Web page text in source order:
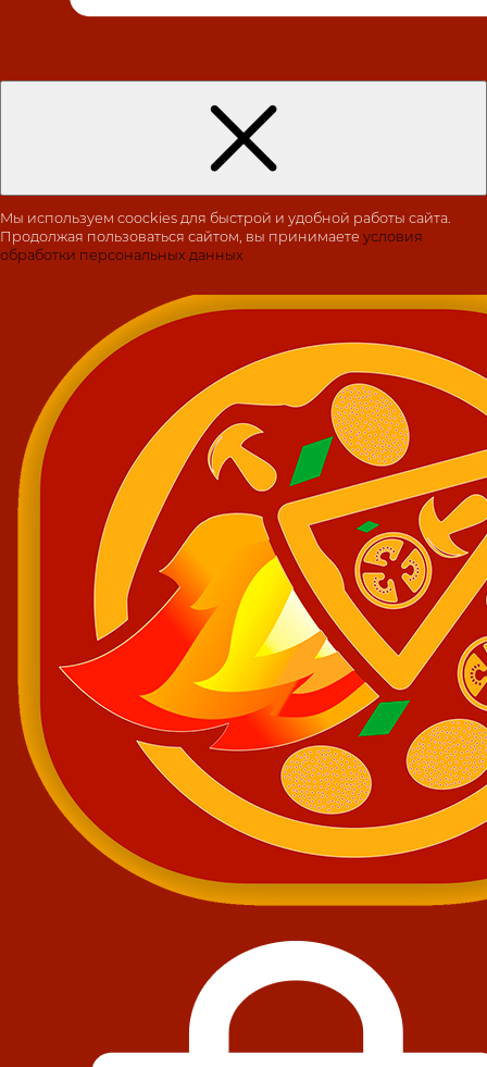
Мы используем coockies для быстрой и удобной работы сайта.
Продолжая пользоваться сайтом, вы принимаете условия
обработки персональных данных